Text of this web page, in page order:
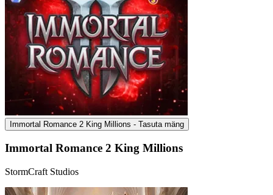
Immortal Romance 2 King Millions - Tasuta mäng
Immortal Romance 2 King Millions
StormCraft Studios